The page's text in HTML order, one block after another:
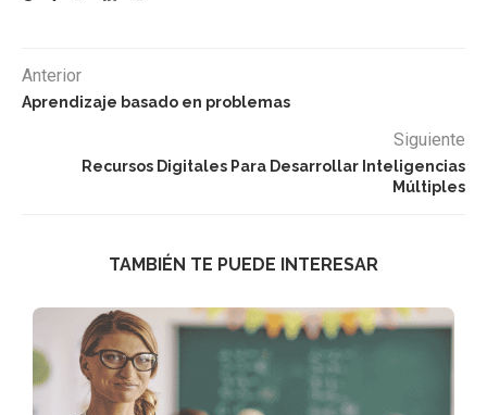
Anterior
Aprendizaje basado en problemas
Siguiente
Recursos Digitales Para Desarrollar Inteligencias
Múltiples
TAMBIÉN TE PUEDE INTERESAR